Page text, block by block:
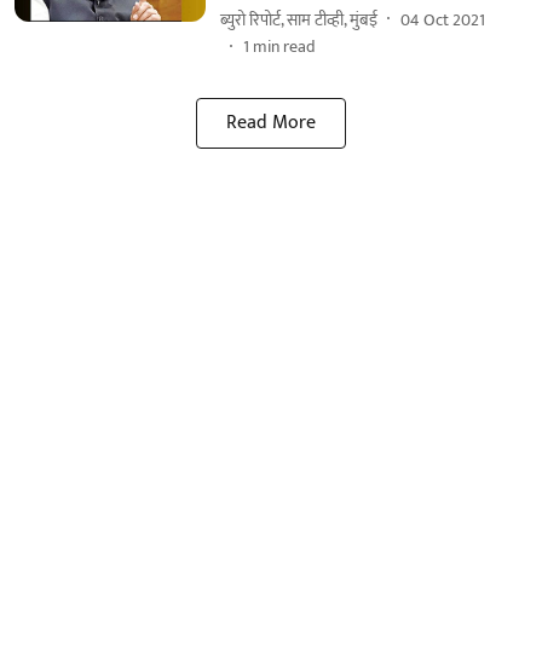
ब्युरो रिपोर्ट, साम टीव्ही, मुंबई
04 Oct 2021
1 min read
Read More